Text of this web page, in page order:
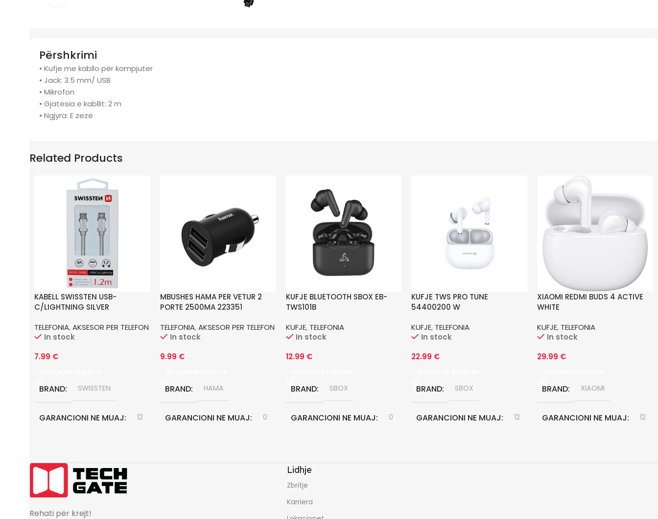
Përshkrimi
• Kufje me kabllo për kompjuter
• Jack: 3.5 mm/ USB
• Mikrofon
• Gjatësia e kabllit: 2 m
• Ngjyra: E zezë
Related Products
KABELL SWISSTEN USB-
C/LIGHTNING SILVER
TELEFONIA,AKSESOR PER TELEFON
In stock
7.99 €
BRAND SWISSTEN
GARANCIONI NE MUAJ 12
MBUSHES HAMA PER VETUR 2
PORTE 2500MA 223351
TELEFONIA,AKSESOR PER TELEFON
In stock
9.99 €
BRAND HAMA
GARANCIONI NE MUAJ 0
KUFJE BLUETOOTH SBOX EB-
TWS101B
KUFJE, TELEFONIA
In stock
12.99 €
BRAND SBOX
GARANCIONI NE MUAJ 0
KUFJE TWS PRO TUNE
54400200 W
KUFJE, TELEFONIA
In stock
22.99 €
BRAND SBOX
GARANCIONI NE MUAJ 12
XIAOMI REDMI BUDS 4 ACTIVE
WHITE
KUFJE, TELEFONIA
In stock
29.99 €
BRAND XIAOMI
GARANCIONI NE MUAJ 12
Rehati për krejt!
Lidhje
Zbritje
Karriera